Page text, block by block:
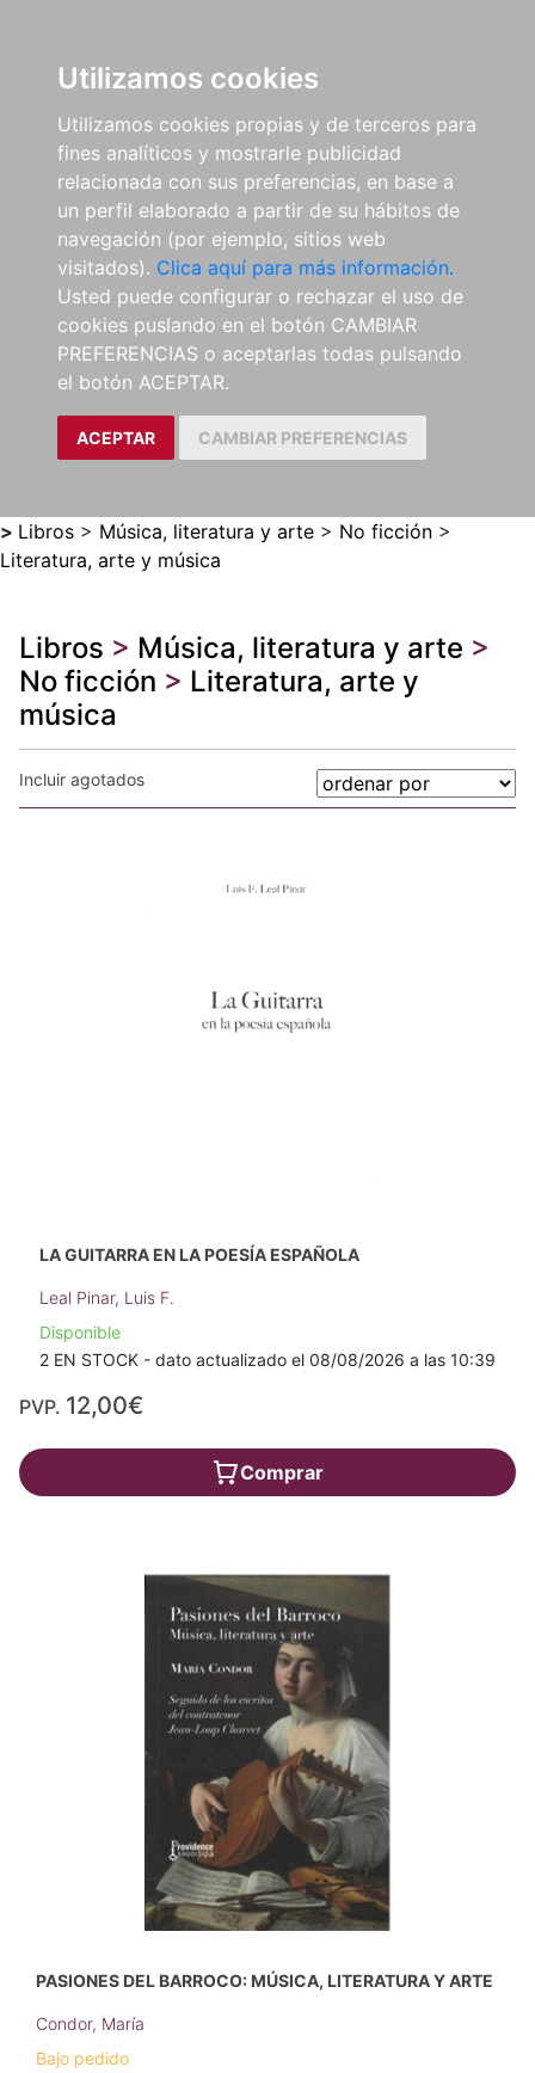
Utilizamos cookies
Utilizamos cookies propias y de terceros para
fines analíticos y mostrarle publicidad
relacionada con sus preferencias, en base a
un perfil elaborado a partir de su hábitos de
navegación (por ejemplo, sitios web
visitados). Clica aquí para más información.
Usted puede configurar o rechazar el uso de
cookies puslando en el botón CAMBIAR
PREFERENCIAS o aceptarlas todas pulsando
el botón ACEPTAR.
ACEPTAR CAMBIAR PREFERENCIAS
> Libros > Música, literatura y arte > No ficción >
Literatura, arte y música
Libros > Música, literatura y arte >
No ficción > Literatura, arte y
música
Incluir agotados
LA GUITARRA EN LA POESÍA ESPAÑOLA
Leal Pinar, Luis F.
Disponible
2 EN STOCK - dato actualizado el 08/08/2026 a las 10:39
PVP. 12,00€
Comprar
PASIONES DEL BARROCO: MÚSICA, LITERATURA Y ARTE
Condor, María
Bajo pedido